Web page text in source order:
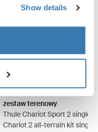
Show details
Thule Chariot Sport 2
zestaw terenowy
Thule Chariot Sport 2 single
Chariot 2 all-terrain kit single